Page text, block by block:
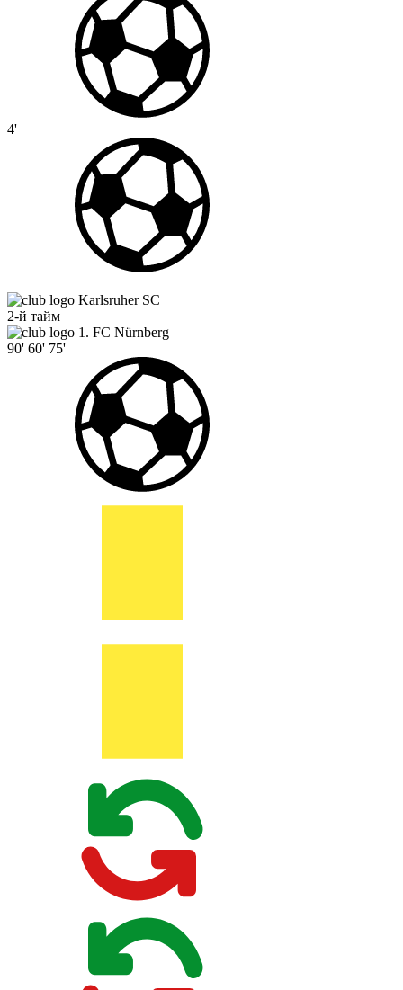
4'
Karlsruher SC
2-й тайм
1. FC Nürnberg
90' 60' 75'